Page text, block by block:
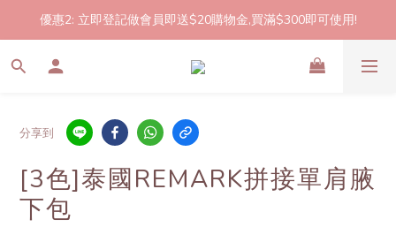
2件起包郵!(反應良好優惠期延長🎉!shop now!)
優惠2: 立即登記做會員即送$20購物金,買滿$300即可使用!
2件起包郵!(反應良好優惠期延長🎉!shop now!)
分享到
[3色]泰國REMARK拼接單肩腋
下包